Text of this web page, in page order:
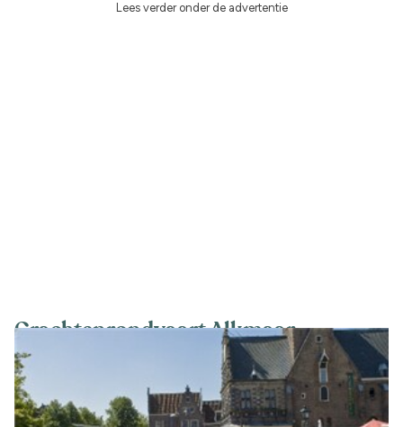
Lees verder onder de advertentie
Grachtenrondvaart Alkmaar